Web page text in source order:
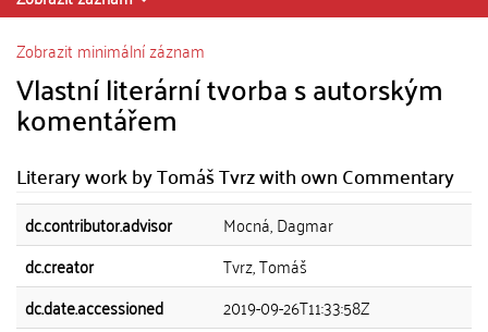
Zobrazit minimální záznam
Vlastní literární tvorba s autorským
komentářem
Literary work by Tomáš Tvrz with own Commentary
dc.contributor.advisor
Mocná, Dagmar
dc.creator
Tvrz, Tomáš
dc.date.accessioned
2019-09-26T11:33:58Z